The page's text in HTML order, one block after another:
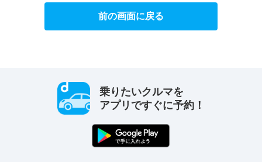
前の画面に戻る
乗りたいクルマを
アプリですぐに予約！